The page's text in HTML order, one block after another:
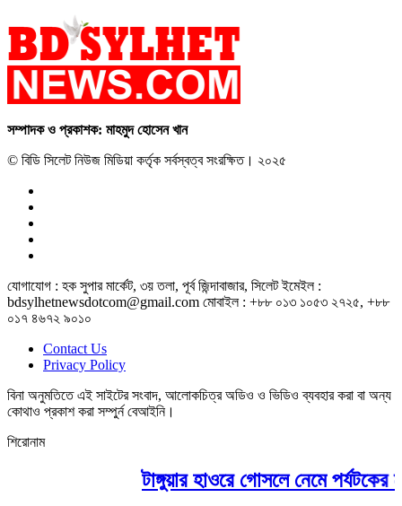
সম্পাদক ও প্রকাশক: মাহমুদ হোসেন খান
© বিডি সিলেট নিউজ মিডিয়া কর্তৃক সর্বস্বত্ব সংরক্ষিত। ২০২৫
যোগাযোগ : হক সুপার মার্কেট, ৩য় তলা, পূর্ব জিন্দাবাজার, সিলেট ইমেইল :
bdsylhetnewsdotcom@gmail.com মোবাইল : +৮৮ ০১৩ ১০৫৩ ২৭২৫, +৮৮
০১৭ ৪৬৭২ ৯০১০
Contact Us
Privacy Policy
বিনা অনুমতিতে এই সাইটের সংবাদ, আলোকচিত্র অডিও ও ভিডিও ব্যবহার করা বা অন্য
কোথাও প্রকাশ করা সম্পুর্ন বেআইনি।
শিরোনাম
টাঙ্গুয়ার হাওরে গোসলে নেমে পর্যটকের